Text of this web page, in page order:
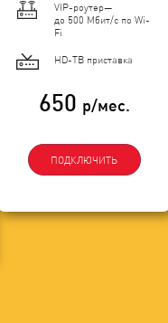
VIP-роутер—
до 500 Мбит/с по Wi-
Fi
HD-ТВ приставка
650 р/мес.
ПОДКЛЮЧИТЬ